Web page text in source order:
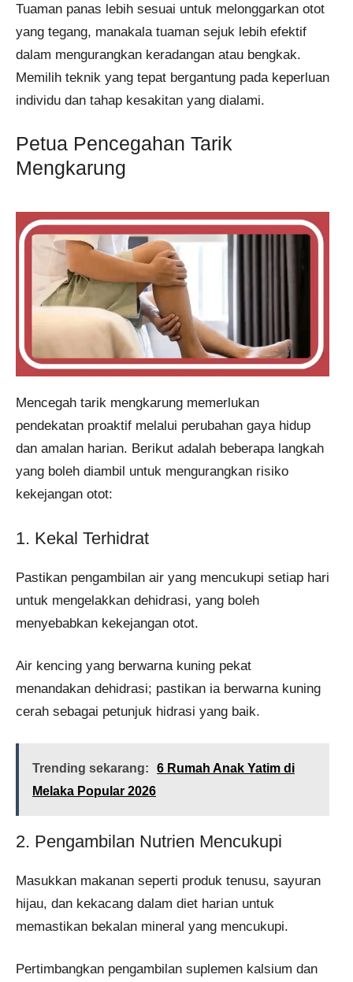
Tuaman panas lebih sesuai untuk melonggarkan otot
yang tegang, manakala tuaman sejuk lebih efektif
dalam mengurangkan keradangan atau bengkak.
Memilih teknik yang tepat bergantung pada keperluan
individu dan tahap kesakitan yang dialami.
Petua Pencegahan Tarik
Mengkarung
Mencegah tarik mengkarung memerlukan
pendekatan proaktif melalui perubahan gaya hidup
dan amalan harian. Berikut adalah beberapa langkah
yang boleh diambil untuk mengurangkan risiko
kekejangan otot:
1. Kekal Terhidrat
Pastikan pengambilan air yang mencukupi setiap hari
untuk mengelakkan dehidrasi, yang boleh
menyebabkan kekejangan otot.
Air kencing yang berwarna kuning pekat
menandakan dehidrasi; pastikan ia berwarna kuning
cerah sebagai petunjuk hidrasi yang baik.
Trending sekarang:
6 Rumah Anak Yatim di
Melaka Popular 2026
2. Pengambilan Nutrien Mencukupi
Masukkan makanan seperti produk tenusu, sayuran
hijau, dan kekacang dalam diet harian untuk
memastikan bekalan mineral yang mencukupi.
Pertimbangkan pengambilan suplemen kalsium dan